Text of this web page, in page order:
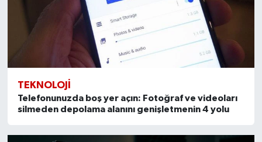
TEKNOLOJI
Telefonunuzda boş yer açın: Fotoğraf ve videoları
silmeden depolama alanını genişletmenin 4 yolu